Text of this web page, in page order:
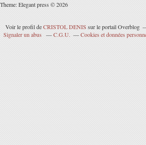
Theme: Elegant press © 2026
Voir le profil deCRISTOL DENIS sur le portail Overblog
Signaler un abus
C.G.U. Cookies et données